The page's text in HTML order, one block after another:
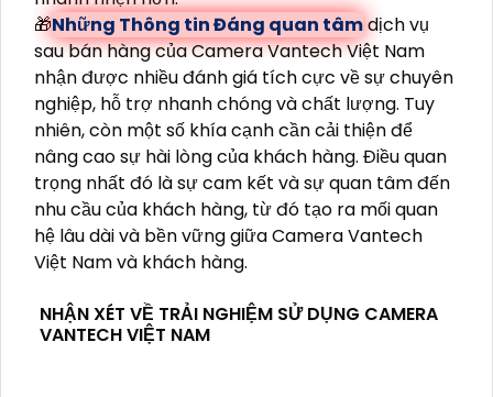
🎁Những Thông tin Đáng quan tâmdịch vụ
sau bán hàng của Camera Vantech Việt Nam
nhận được nhiều đánh giá tích cực về sự chuyên
nghiệp, hỗ trợ nhanh chóng và chất lượng. Tuy
nhiên, còn một số khía cạnh cần cải thiện để
nâng cao sự hài lòng của khách hàng. Điều quan
trọng nhất đó là sự cam kết và sự quan tâm đến
nhu cầu của khách hàng, từ đó tạo ra mối quan
hệ lâu dài và bền vững giữa Camera Vantech
Việt Nam và khách hàng.
NHẬN XÉT VỀ TRẢI NGHIỆM SỬ DỤNG CAMERA
VANTECH VIỆT NAM